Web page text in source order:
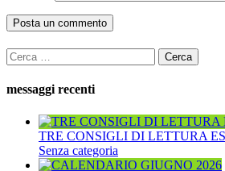
Ricerca
per:
messaggi recenti
TRE CONSIGLI DI LETTURA
Senza categoria